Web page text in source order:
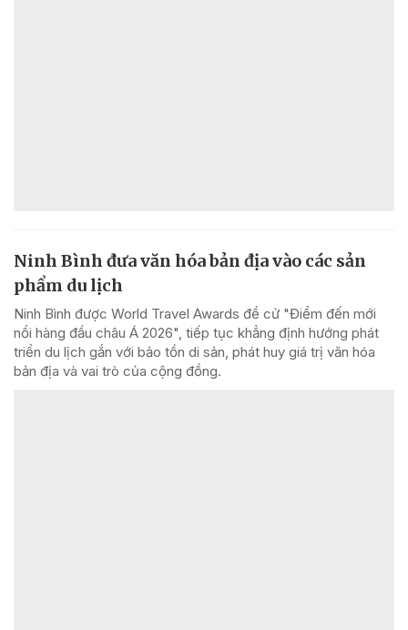
Ninh Bình đưa văn hóa bản địa vào các sản
phẩm du lịch
Ninh Bình được World Travel Awards đề cử "Điểm đến mới
nổi hàng đầu châu Á 2026", tiếp tục khẳng định hướng phát
triển du lịch gắn với bảo tồn di sản, phát huy giá trị văn hóa
bản địa và vai trò của cộng đồng.